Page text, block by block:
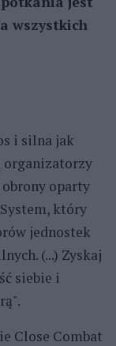
wszystkich
i silna jak
organizatorzy
oparty
który
jednostek
(...) Zyskaj
siebie i
Close Combat